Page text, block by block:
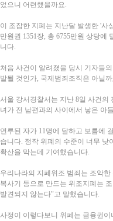
었으니 어련했을까요.
이 조잡한 지폐는 지난달 발생한 '사
만원권 1351장, 총 6755만원 상당에
니다.
처음 사건이 알려졌을 당시 기자들
발될 것인가, 국제범죄조직은 아닐
서울 강서경찰서는 지난 8일 사건의
녀가 전 남편과의 사이에서 낳은 아
연루된 자가 11명에 달하고 보름에
습니다. 정작 위폐의 수준이 너무
확산을 막는데 기여했습니다.
우리나라의 지폐위조 범죄는 조악
복사기 등으로 만드는 위조지폐는
발견되지 않는다"고 말했습니다.
사정이 이렇다보니 위폐는 금융권